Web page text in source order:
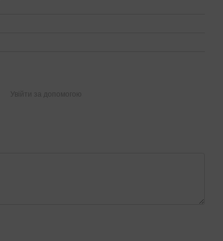
Увійти за допомогою